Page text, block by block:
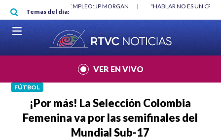
Pasar al contenido principal
Temas del día:
"HABLAR NO ES UN CRIMEN": CARTA DE BETO CORAL |
VER EN VIVO
FÚTBOL
¡Por más! La Selección Colombia
Femenina va por las semifinales del
Mundial Sub-17